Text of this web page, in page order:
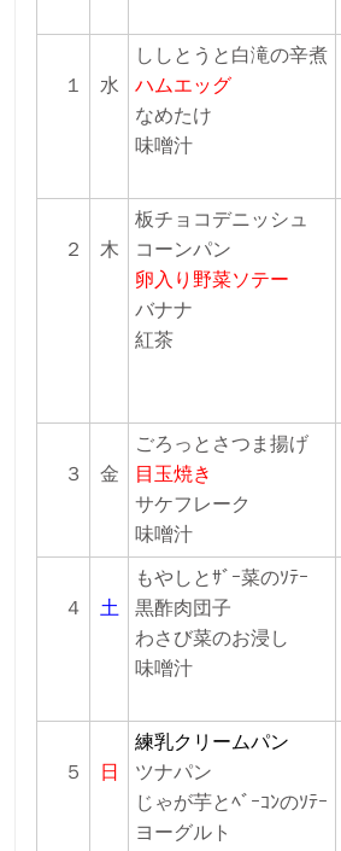
１ 水
ししとうと白滝の辛煮
ハムエッグ
なめたけ
味噌汁
２ 木
板チョコデニッシュ
コーンパン
卵入り野菜ソテー
バナナ
紅茶
３ 金
ごろっとさつま揚げ
目玉焼き
サケフレーク
味噌汁
４ 土
もやしとｻﾞｰ菜のｿﾃｰ
黒酢肉団子
わさび菜のお浸し
味噌汁
５ 日
練乳クリームパン
ツナパン
じゃが芋とﾍﾞｰｺﾝのｿﾃｰ
ヨーグルト